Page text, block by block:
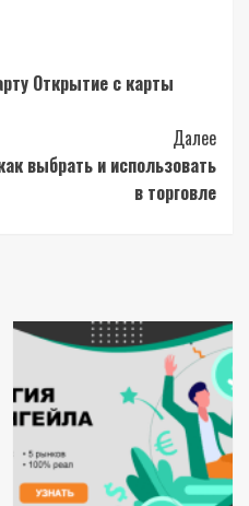
Открытие с карты
Далее
выбрать и использовать
в торговле